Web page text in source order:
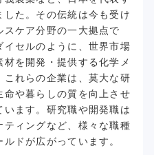
た。その伝統は今も受け
ケア分野の一大拠点で
セルのように、世界市場
を開発・提供する化学メ
れらの企業は、莫大な研
や暮らしの質を向上させ
ます。研究職や開発職は
ティングなど、様々な職種
ドが広がっています。